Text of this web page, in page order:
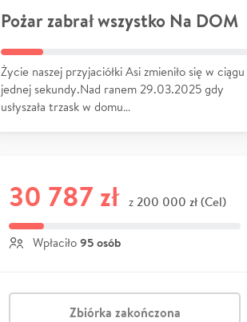
Pożar zabrał wszystko Na DOM
Życie naszej przyjaciółki Asi zmieniło się w ciągu
jednej sekundy.Nad ranem 29.03.2025 gdy
usłyszała trzask w domu…
30 787 zł z 200 000 zł (Cel)
Wpłaciło 95 osób
Zbiórka zakończona